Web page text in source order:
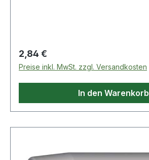
Regulärer Preis:
2,84 €
Preise inkl. MwSt. zzgl. Versandkosten
In den Warenkorb